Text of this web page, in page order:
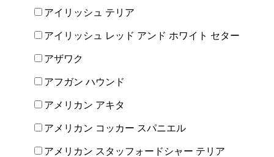
アイリッシュ テリア
アイリッシュ レッド アンド ホワイト セター
アザワク
アフガン ハウンド
アメリカン アキタ
アメリカン コッカー スパニエル
アメリカン スタッフォードシャー テリア